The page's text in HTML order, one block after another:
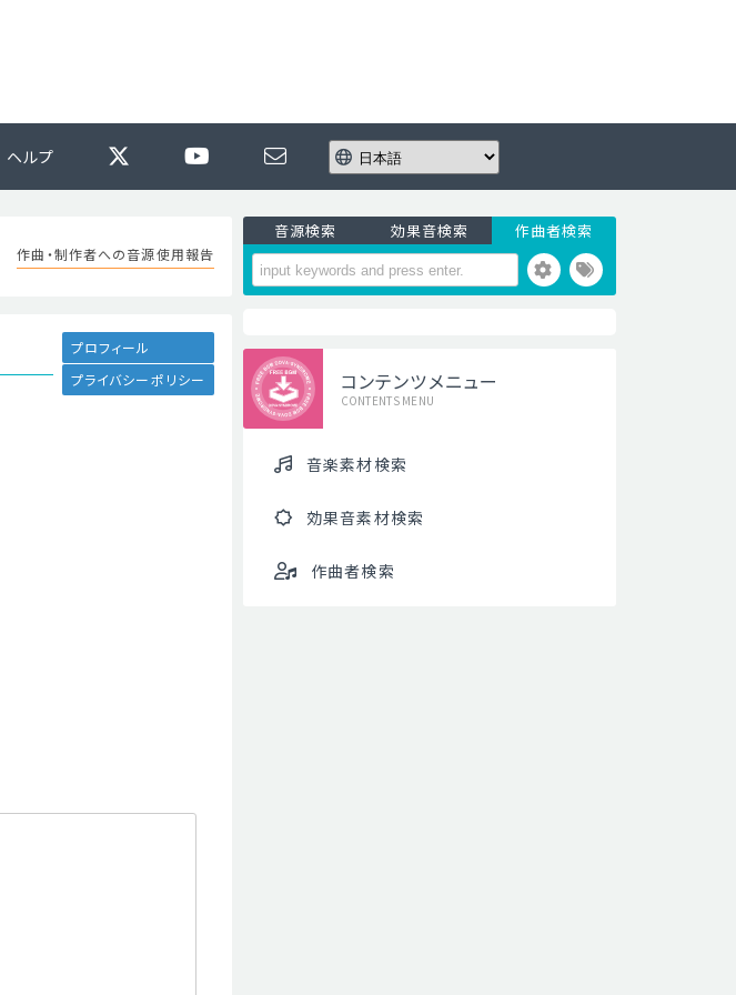
ヘルプ
作曲・制作者への音源使用報告
プロフィール
プライバシーポリシー
音源検索 効果音検索 作曲者検索
コンテンツメニュー
CONTENTS MENU
音楽素材検索
効果音素材検索
作曲者検索